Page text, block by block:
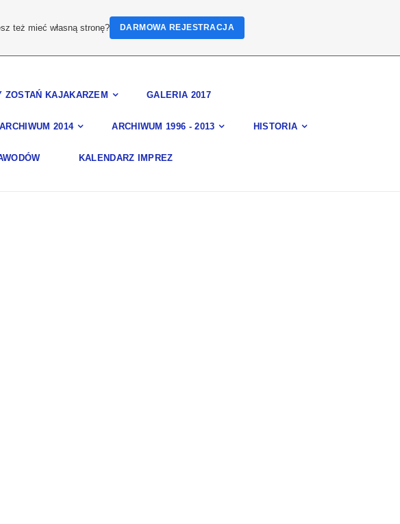
ZOSTAŃ KAJAKARZEM GALERIA 2017
ARCHIWUM 2014 ARCHIWUM 1996 - 2013 HISTORIA
KALENDARZ IMPREZ
też mieć własną stronę? DARMOWA REJESTRACJA